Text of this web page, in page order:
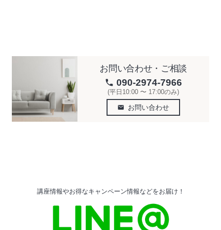
お問い合わせ・ご相談
phone 090-2974-7966
(平日10:00 〜 17:00のみ)
email お問い合わせ
講座情報やお得なキャンペーン情報などをお届け！